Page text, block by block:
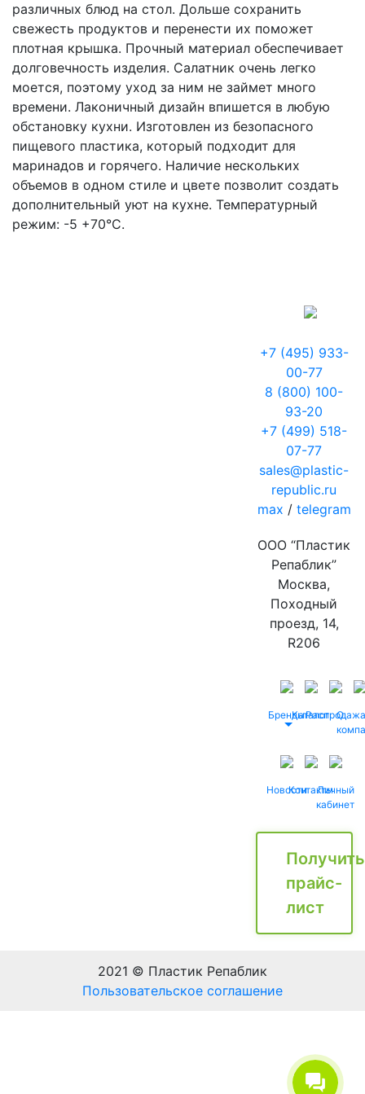
различных блюд на стол. Дольше сохранить
свежесть продуктов и перенести их поможет
плотная крышка. Прочный материал обеспечивает
долговечность изделия. Салатник очень легко
моется, поэтому уход за ним не займет много
времени. Лаконичный дизайн впишется в любую
обстановку кухни. Изготовлен из безопасного
пищевого пластика, который подходит для
маринадов и горячего. Наличие нескольких
объемов в одном стиле и цвете позволит создать
дополнительный уют на кухне. Температурный
режим: -5 +70°С.
+7 (495) 933-
00-77
8 (800) 100-
93-20
+7 (499) 518-
07-77
sales@plastic-
republic.ru
max / telegram
ООО “Пластик
Репаблик”
Москва,
Походный
проезд, 14,
R206
БрендыКаталог
Распродажа
О
НовостиКонтактыЛичный
кабинет
Получить
прайс-
лист
2021 © Пластик Репаблик
Пользовательское соглашение